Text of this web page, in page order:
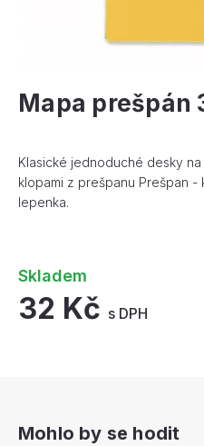
Mapa prešpán
Klasické jednoduché desky
klopami z prešpanu Prešpan -
lepenka.
Skladem
32 Kč s DPH
Mohlo by se hodit